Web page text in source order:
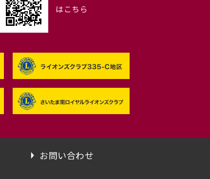
はこちら
お問い合わせ